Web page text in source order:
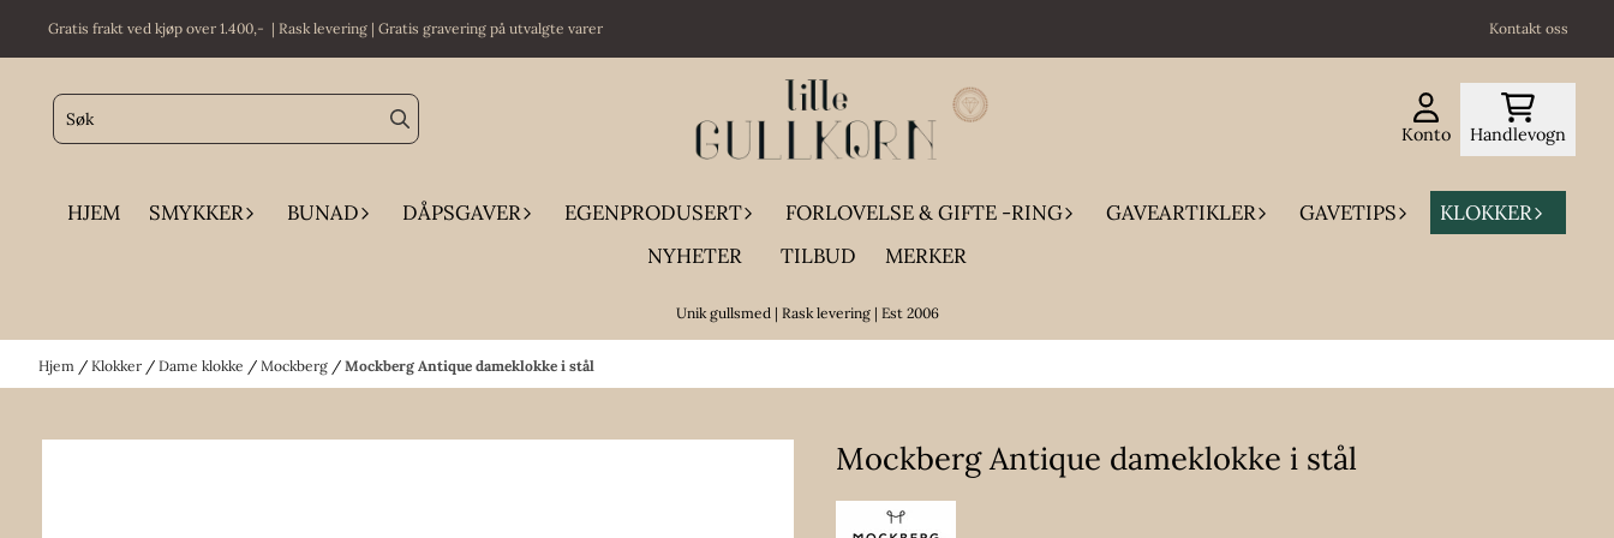
Hopp til innhold
Gratis frakt ved kjøp over 1.400,- | Rask levering | Gratis gravering på utvalgte varer Kontakt oss
Konto Handlevogn
HJEM SMYKKER BUNAD DÅPSGAVER EGENPRODUSERT FORLOVELSE & GIFTE -RING GAVEARTIKLER GAVETIPS
KLOKKER
NYHETER
TILBUD MERKER
Unik gullsmed | Rask levering | Est 2006
Hjem / Klokker / Dame klokke / Mockberg / Mockberg Antique dameklokke i stål
Mockberg Antique dameklokke i stål